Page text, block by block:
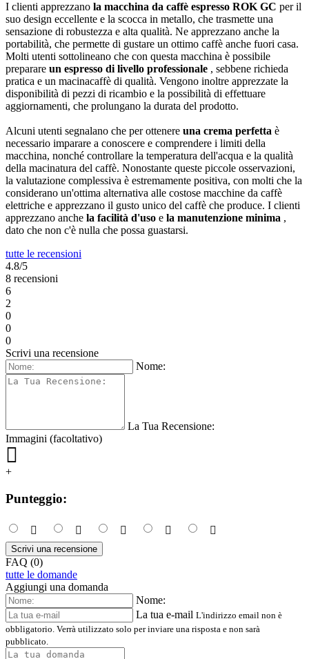
I clienti apprezzano la macchina da caffè espresso ROK GC per il
suo design eccellente e la scocca in metallo, che trasmette una
sensazione di robustezza e alta qualità. Ne apprezzano anche la
portabilità, che permette di gustare un ottimo caffè anche fuori casa.
Molti utenti sottolineano che con questa macchina è possibile
preparare un espresso di livello professionale , sebbene richieda
pratica e un macinacaffè di qualità. Vengono inoltre apprezzate la
disponibilità di pezzi di ricambio e la possibilità di effettuare
aggiornamenti, che prolungano la durata del prodotto.
Alcuni utenti segnalano che per ottenere una crema perfetta è
necessario imparare a conoscere e comprendere i limiti della
macchina, nonché controllare la temperatura dell'acqua e la qualità
della macinatura del caffè. Nonostante queste piccole osservazioni,
la valutazione complessiva è estremamente positiva, con molti che la
considerano un'ottima alternativa alle costose macchine da caffè
elettriche e apprezzano il gusto unico del caffè che produce. I clienti
apprezzano anche la facilità d'uso e la manutenzione minima ,
dato che non c'è nulla che possa guastarsi.
tutte le recensioni
4.8/5
8 recensioni
6
2
0
0
0
Scrivi una recensione
Nome:
La Tua Recensione:
Immagini (facoltativo)
+
Punteggio:
Scrivi una recensione
FAQ (0)
tutte le domande
Aggiungi una domanda
Nome:
La tua e-mail L'indirizzo email non è
obbligatorio. Verrà utilizzato solo per inviare una risposta e non sarà
pubblicato.